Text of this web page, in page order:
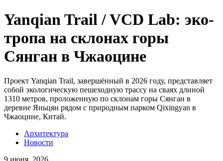
Yanqian Trail / VCD Lab: эко-
тропа на склонах горы
Сянган в Чжаоцине
Проект Yanqian Trail, завершённый в 2026 году, представляет
собой экологическую пешеходную трассу на сваях длиной
1310 метров, проложенную по склонам горы Сянган в
деревне Яньцян рядом с природным парком Qixingyan в
Чжаоцине, Китай.
Архитектура
Новости
9 июня, 2026